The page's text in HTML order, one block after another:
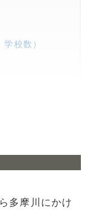
校数）
多摩川にかけ